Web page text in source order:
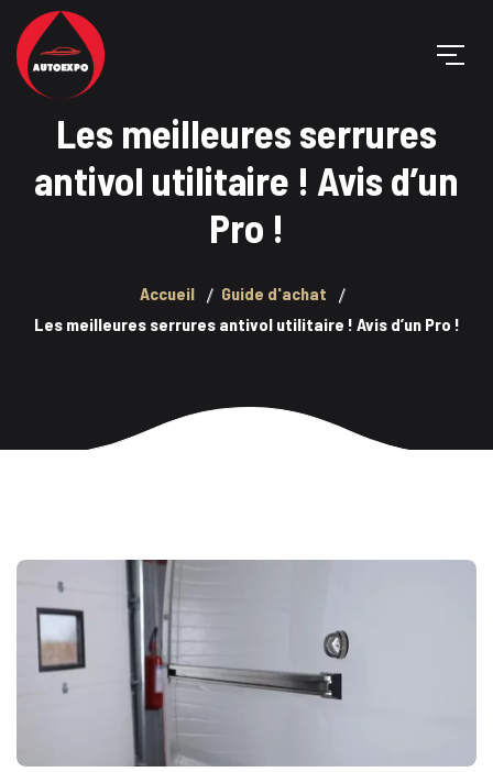
Les meilleures serrures
antivol utilitaire ! Avis d’un
Pro !
Accueil
Guide d'achat
Les meilleures serrures antivol utilitaire ! Avis d’un Pro !